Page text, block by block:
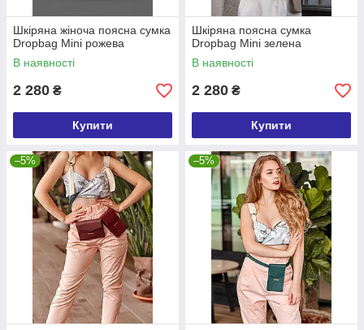
Шкіряна жіноча поясна сумка
Dropbag Mini рожева
В наявності
2 280 ₴
Купити
Шкіряна поясна сумка
Dropbag Mini зелена
В наявності
2 280 ₴
Купити
–5% –5%